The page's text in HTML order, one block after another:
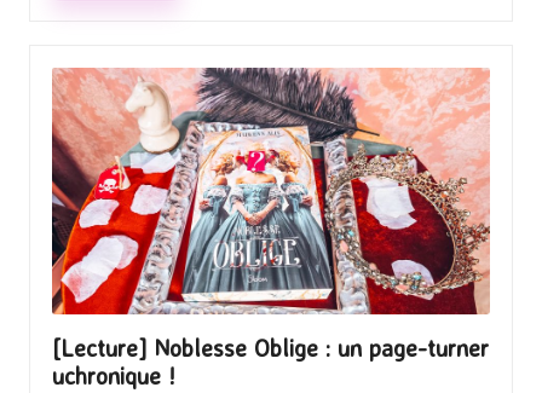
[Lecture] Noblesse Oblige : un page-turner
uchronique !